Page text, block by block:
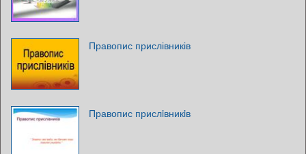
Правопис прислівників
Правопис прислiвникiв